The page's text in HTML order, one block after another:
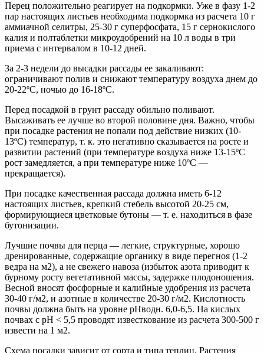
Перец положительно реагирует на подкормки. Уже в фазу 1-2
пар настоящих листьев необходима подкормка из расчета 10 г
аммиачной селитры, 25-30 г суперфосфата, 15 г сернокислого
калия и полтаблетки микроудобрений на 10 л воды в три
приема с интервалом в 10-12 дней.
За 2-3 недели до высадки рассады ее закаливают:
ограничивают полив и снижают температуру воздуха днем до
20-22ºС, ночью до 16-18ºС.
Перед посадкой в грунт рассаду обильно поливают.
Высаживать ее лучше во второй половине дня. Важно, чтобы
при посадке растения не попали под действие низких (10-
13ºС) температур, т. к. это негативно сказывается на росте и
развитии растений (при температуре воздуха ниже 13-15ºС
рост замедляется, а при температуре ниже 10ºС —
прекращается).
При посадке качественная рассада должна иметь 6-12
настоящих листьев, крепкий стебель высотой 20-25 см,
формирующиеся цветковые бутоны — т. е. находиться в фазе
бутонизации.
Лучшие почвы для перца — легкие, структурные, хорошо
дренированные, содержащие органику в виде перегноя (1-2
ведра на м2), а не свежего навоза (избыток азота приводит к
бурному росту вегетативной массы, задержке плодоношения.
Весной вносят фосфорные и калийные удобрения из расчета
30-40 г/м2, и азотные в количестве 20-30 г/м2. Кислотность
почвы должна быть на уровне рНводн. 6,0-6,5. На кислых
почвах с рН < 5,5 проводят известкование из расчета 300-500 г
извести на 1 м2.
Схема посадки зависит от сорта и типа теплиц. Растения